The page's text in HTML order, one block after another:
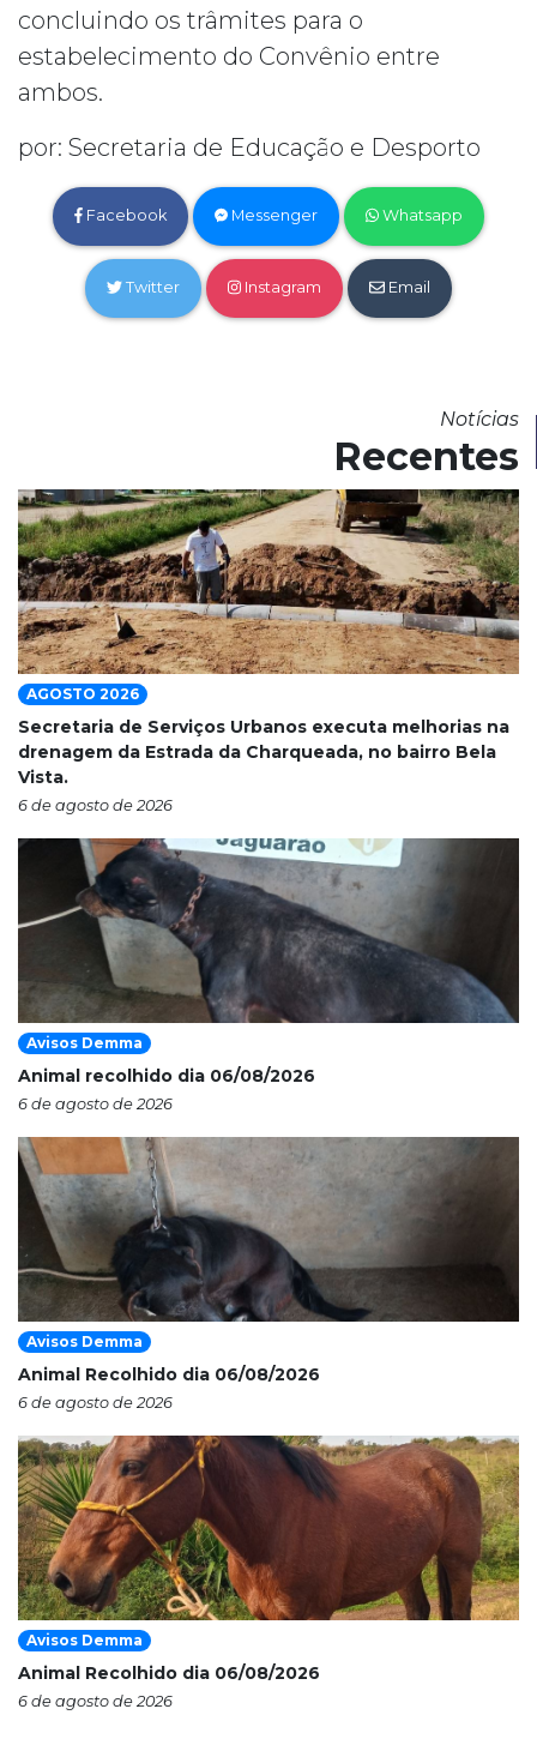
concluindo os trâmites para o
estabelecimento do Convênio entre
ambos.
por: Secretaria de Educação e Desporto
Facebook Messenger Whatsapp
Twitter Instagram Email
Notícias
Recentes
AGOSTO 2026
Secretaria de Serviços Urbanos executa melhorias na
drenagem da Estrada da Charqueada, no bairro Bela
Vista.
6 de agosto de 2026
Avisos Demma
Animal recolhido dia 06/08/2026
6 de agosto de 2026
Avisos Demma
Animal Recolhido dia 06/08/2026
6 de agosto de 2026
Avisos Demma
Animal Recolhido dia 06/08/2026
6 de agosto de 2026